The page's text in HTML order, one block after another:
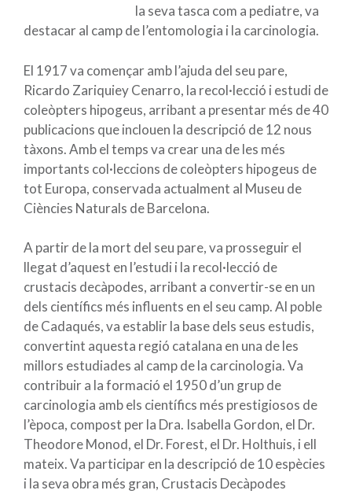
la seva tasca com a pediatre, va
destacar al camp de l’entomologia i la carcinologia.
El 1917 va començar amb l’ajuda del seu pare,
Ricardo Zariquiey Cenarro, la recol·lecció i estudi de
coleòpters hipogeus, arribant a presentar més de 40
publicacions que inclouen la descripció de 12 nous
tàxons. Amb el temps va crear una de les més
importants col·leccions de coleòpters hipogeus de
tot Europa, conservada actualment al Museu de
Ciències Naturals de Barcelona.
A partir de la mort del seu pare, va prosseguir el
llegat d’aquest en l’estudi i la recol·lecció de
crustacis decàpodes, arribant a convertir-se en un
dels científics més influents en el seu camp. Al poble
de Cadaqués, va establir la base dels seus estudis,
convertint aquesta regió catalana en una de les
millors estudiades al camp de la carcinologia. Va
contribuir a la formació el 1950 d’un grup de
carcinologia amb els científics més prestigiosos de
l’època, compost per la Dra. Isabella Gordon, el Dr.
Theodore Monod, el Dr. Forest, el Dr. Holthuis, i ell
mateix. Va participar en la descripció de 10 espècies
i la seva obra més gran, Crustacis Decàpodes